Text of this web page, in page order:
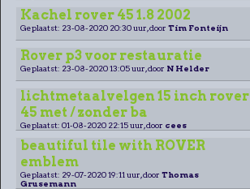
Kachel rover 45 1.8 2002
Geplaatst: 23-08-2020 20:30 uur, door Tim Fonteijn
Rover p3 voor restauratie
Geplaatst: 23-08-2020 13:05 uur, door N Helder
lichtmetaalvelgen 15 inch rover
45 met / zonder ba
Geplaatst: 01-08-2020 22:15 uur, door cees
beautiful tile with ROVER
emblem
Geplaatst: 29-07-2020 19:11 uur, door Thomas
Grusemann